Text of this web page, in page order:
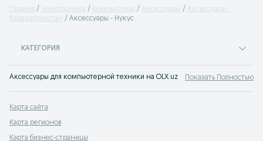
Главная Электроника Компьютеры Аксессуары
Аксессуары -
Каракалпакстан
Аксессуары - Нукус
КАТЕГОРИЯ
Аксессуары для компьютерной техники на OLX.uz Нукус - большой выбор
Показать Полностью
Карта сайта
Карта регионов
Карта бизнес-страницы